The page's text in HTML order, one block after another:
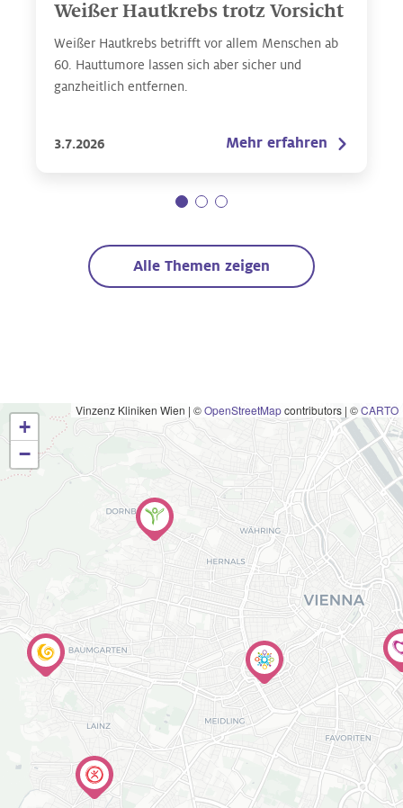
Weißer Hautkrebs trotz Vorsicht
Weißer Hautkrebs betrifft vor allem Menschen ab
60. Hauttumore lassen sich aber sicher und
ganzheitlich entfernen.
3.7.2026 Mehr erfahren
Alle Themen zeigen
+
−
Vinzenz Kliniken Wien | ©OpenStreetMapcontributors | ©CARTO